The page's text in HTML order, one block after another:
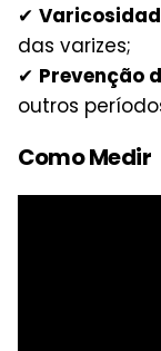
✔
das varizes;
✔ Prevenção
outros
Como Medir